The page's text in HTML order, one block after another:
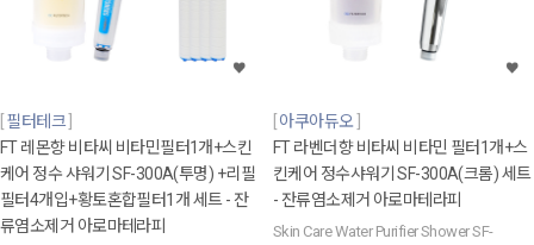
필터테크
FT 레몬향 비타씨 비타민필터1개+스킨
케어 정수 샤워기 SF-300A(투명) +리필
필터4개입+황토혼합필터1개 세트 - 잔
류염소제거 아로마테라피
아쿠아듀오
FT 라벤더향 비타씨 비타민 필터1개+스
킨케어 정수샤워기 SF-300A(크롬) 세트
- 잔류염소제거 아로마테라피
Skin Care Water Purifier Shower SF-